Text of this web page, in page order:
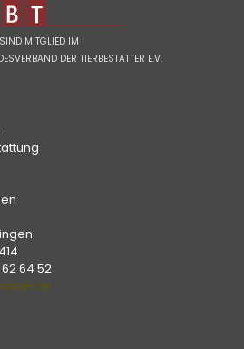
MITGLIED IM
DER TIERBESTATTER E.V.
64 52